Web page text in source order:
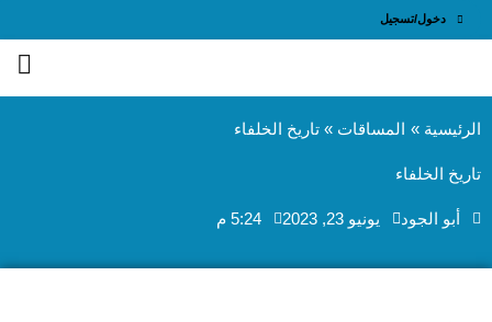
دخول/تسجيل
الرئيسية المساقات تاريخ الخلفاء
تاريخ الخلفاء
‫أبو الجود يونيو 23, 2023 5:24 م